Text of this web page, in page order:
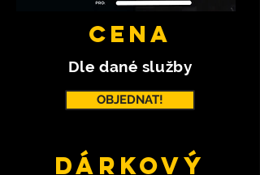
CENA
Dle dané služby
OBJEDNAT!
Dárkový